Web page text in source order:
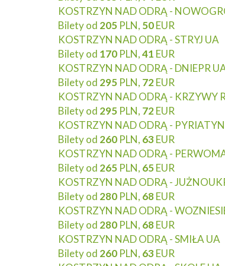
KOSTRZYN NAD ODRĄ -
Bilety od 205 PLN, 50EUR
KOSTRZYN NAD ODRĄ - STRYJ UA
Bilety od 170 PLN,41 EUR
KOSTRZYN NAD ODRĄ - DNIEPR
Bilety od 295 PLN, 72EUR
KOSTRZYN NAD ODRĄ - KRZYWY
Bilety od 295 PLN, 72EUR
KOSTRZYN NAD ODRĄ -
Bilety od 260 PLN, 63EUR
KOSTRZYN NAD ODRĄ -
Bilety od 265 PLN, 65EUR
KOSTRZYN NAD ODRĄ -
Bilety od 280 PLN, 68EUR
KOSTRZYN NAD ODRĄ -
Bilety od 280 PLN, 68EUR
KOSTRZYN NAD ODRĄ - SMIŁA UA
Bilety od 260 PLN, 63EUR